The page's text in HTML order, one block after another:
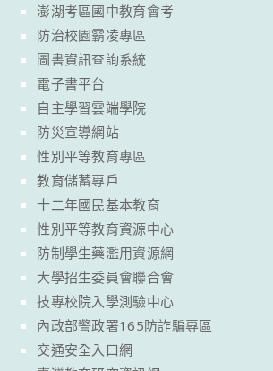
澎湖考區國中教育會考
防治校園霸凌專區
圖書資訊查詢系統
電子書平台
自主學習雲端學院
防災宣導網站
性別平等教育專區
教育儲蓄專戶
十二年國民基本教育
性別平等教育資源中心
防制學生藥濫用資源網
大學招生委員會聯合會
技專校院入學測驗中心
內政部警政署165防詐騙專區
交通安全入口網